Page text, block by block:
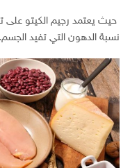
حيث يعتمد رجيم الكيتو على
نسبة الدهون التي تفيد الجسم.